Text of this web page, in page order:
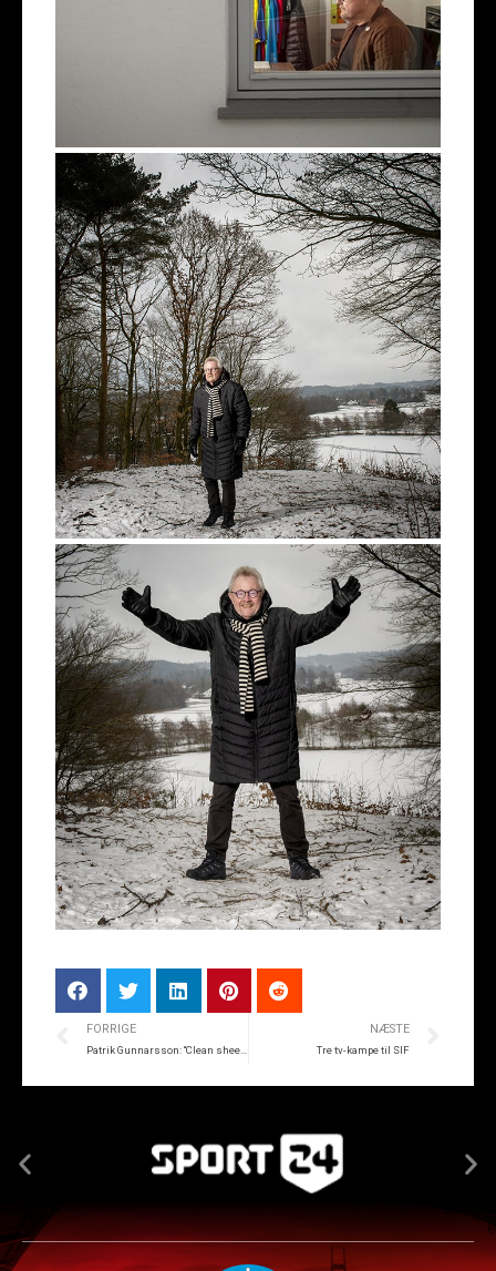
FORRIGE NÆSTE
Tre tv-kampe til SIF